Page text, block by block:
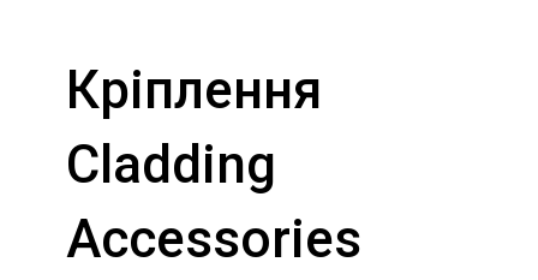
Кріплення
Cladding
Accessories